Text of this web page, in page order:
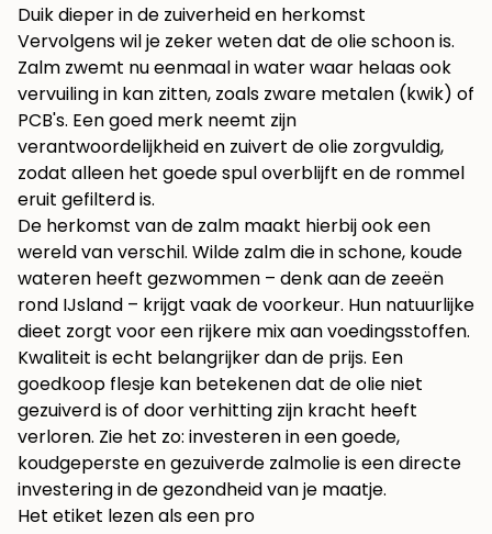
Duik dieper in de zuiverheid en herkomst
Vervolgens wil je zeker weten dat de olie schoon is.
Zalm zwemt nu eenmaal in water waar helaas ook
vervuiling in kan zitten, zoals zware metalen (kwik) of
PCB's. Een goed merk neemt zijn
verantwoordelijkheid en zuivert de olie zorgvuldig,
zodat alleen het goede spul overblijft en de rommel
eruit gefilterd is.
De herkomst van de zalm maakt hierbij ook een
wereld van verschil. Wilde zalm die in schone, koude
wateren heeft gezwommen – denk aan de zeeën
rond IJsland – krijgt vaak de voorkeur. Hun natuurlijke
dieet zorgt voor een rijkere mix aan voedingsstoffen.
Kwaliteit is echt belangrijker dan de prijs. Een
goedkoop flesje kan betekenen dat de olie niet
gezuiverd is of door verhitting zijn kracht heeft
verloren. Zie het zo: investeren in een goede,
koudgeperste en gezuiverde zalmolie is een directe
investering in de gezondheid van je maatje.
Het etiket lezen als een pro